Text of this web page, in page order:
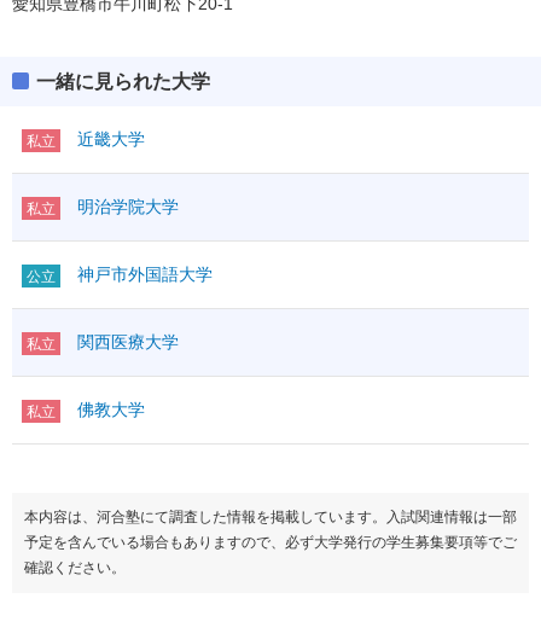
一緒に見られた大学
私立 近畿大学
私立 明治学院大学
公立 神戸市外国語大学
私立 関西医療大学
私立 佛教大学
本内容は、河合塾にて調査した情報を掲載しています。入試関連情報は一部
予定を含んでいる場合もありますので、必ず大学発行の学生募集要項等でご
確認ください。